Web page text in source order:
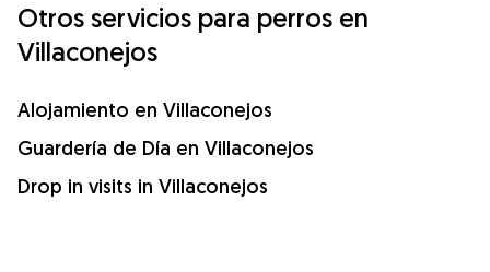
Otros servicios para perros en
Villaconejos
Alojamiento en Villaconejos
Guardería de Día en Villaconejos
Drop in visits in Villaconejos